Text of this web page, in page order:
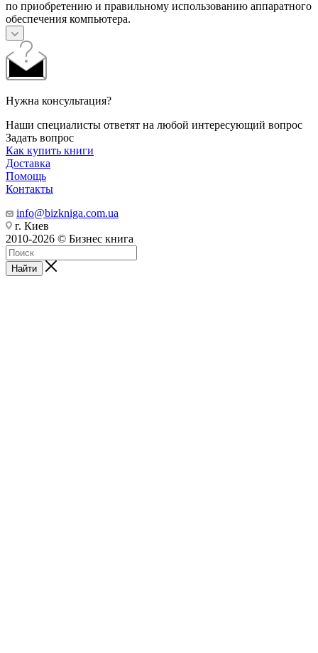
по приобретению и правильному использованию аппаратного
обеспечения компьютера.
Нужна консультация?
Наши специалисты ответят на любой интересующий вопрос
Задать вопрос
Как купить книги
Доставка
Помощь
Контакты
info@bizkniga.com.ua
г. Киев
2010-2026 © Бизнес книга
Найти